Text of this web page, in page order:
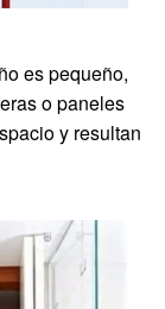
es pequeño,
o paneles
y resultan